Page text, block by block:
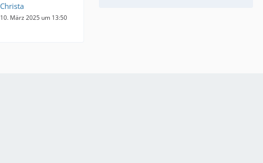
Christa
10. März 2025 um 13:50